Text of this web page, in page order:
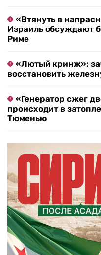
«Втянуть в
Израиль обсуждают
Риме
«Лютый кринж»:
восстановить
«Генератор сжег
происходит в
Тюменью